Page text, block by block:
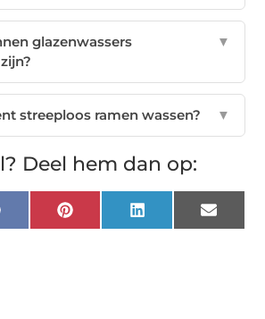
glazenwassers
▼
streeploos ramen wassen? ▼
Deel hem dan op:
FacebookPinterest LinkedIn Email